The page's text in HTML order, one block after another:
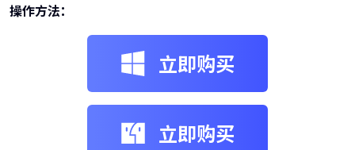
操作方法：
立即购买
立即购买